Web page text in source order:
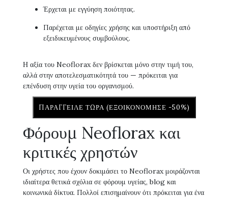
Έρχεται με εγγύηση ποιότητας.
Παρέχεται με οδηγίες χρήσης και υποστήριξη από
εξειδικευμένους συμβούλους.
Η αξία του Neoflorax δεν βρίσκεται μόνο στην τιμή του,
αλλά στην αποτελεσματικότητά του — πρόκειται για
επένδυση στην υγεία του οργανισμού.
ΠΑΡΆΓΓΕΙΛΕ ΤΏΡΑ (ΕΞΟΙΚΟΝΌΜΗΣΕ -50%)
Φόρουμ Neoflorax και
κριτικές χρηστών
Οι χρήστες που έχουν δοκιμάσει το Neoflorax μοιράζονται
ιδιαίτερα θετικά σχόλια σε φόρουμ υγείας, blog και
κοινωνικά δίκτυα. Πολλοί επισημαίνουν ότι πρόκειται για ένα